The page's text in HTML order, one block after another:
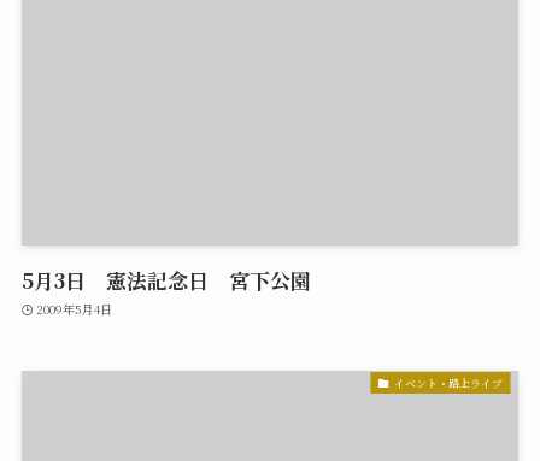
5月3日 憲法記念日 宮下公園
2009年5月4日
イベント・路上ライブ